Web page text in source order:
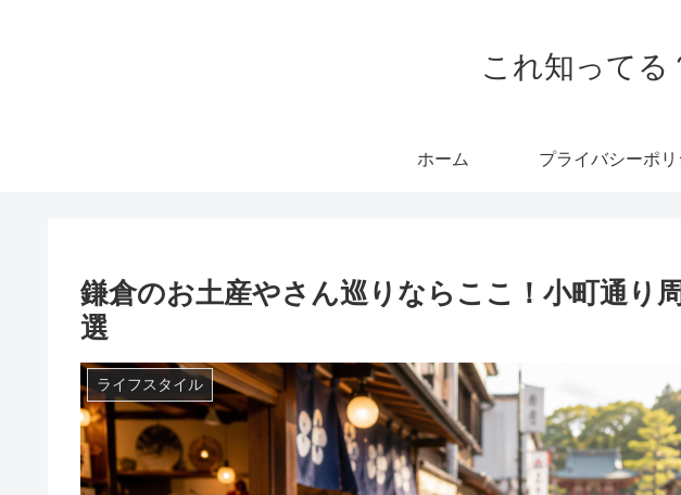
これ知ってる
ホーム
鎌倉のお土産やさん巡りならここ！小町通り
選
ライフスタイル